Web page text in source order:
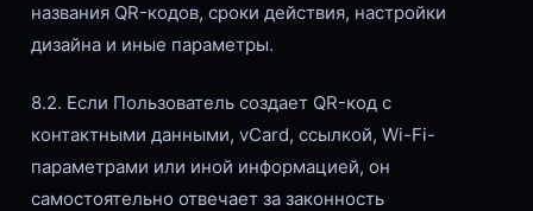
названия QR-кодов, сроки действия, настройки
дизайна и иные параметры.
8.2. Если Пользователь создает QR-код с
контактными данными, vCard, ссылкой, Wi-Fi-
параметрами или иной информацией, он
самостоятельно отвечает за законность